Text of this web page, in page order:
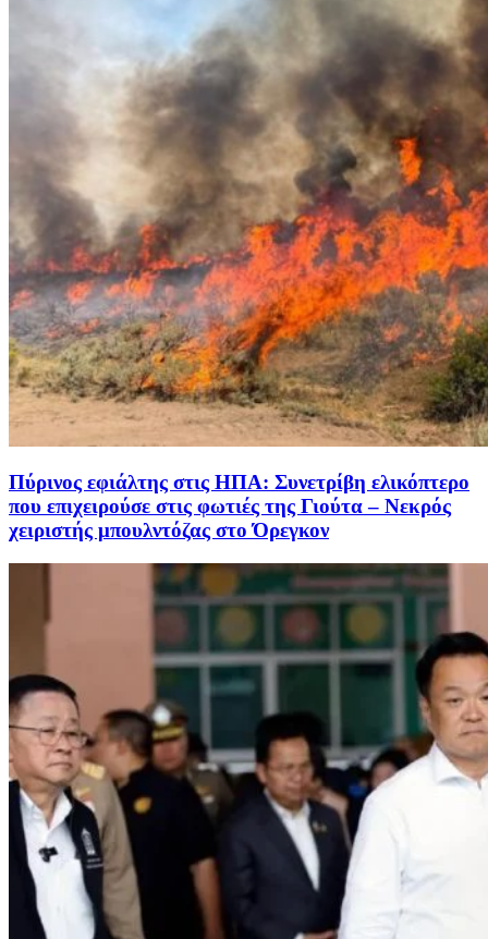
Πύρινος εφιάλτης στις ΗΠΑ: Συνετρίβη ελικόπτερο
που επιχειρούσε στις φωτιές της Γιούτα – Νεκρός
χειριστής μπουλντόζας στο Όρεγκον